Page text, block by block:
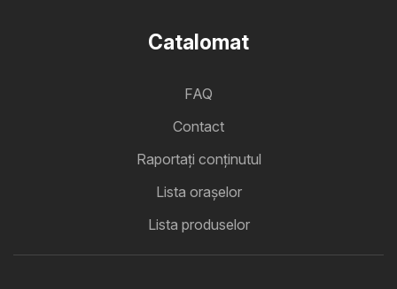
Catalomat
FAQ
Contact
Raportați conținutul
Lista oraşelor
Lista produselor